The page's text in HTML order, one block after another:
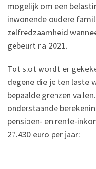
mogelijk om een
inwonende oudere
zelfredzaamheid
gebeurt na 2021.
Tot slot wordt er
degene die je ten laste
bepaalde grenzen
onderstaande
pensioen- en rente-
27.430 euro per jaar: